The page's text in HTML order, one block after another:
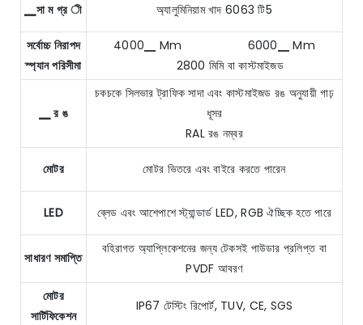
▁সা ম গ্র ী অ্যালুমিনিয়াম খাদ 6063 টি5
সর্বোচ্চ নিরাপদ
স্প্যান পরিসীমা
4000▁ Mm 6000▁ Mm
2800 মিমি বা কাস্টমাইজড
▁ র ঙ
চকচকে সিলভার ট্রাফিক সাদা এবং কাস্টমাইজড রঙ অনুযায়ী গাঢ়
ধূসর
RAL রঙ নম্বর
মোটর মোটর ভিতরে এবং বাইরে করতে পারেন
LED ব্লেড এবং আশেপাশে স্ট্যান্ডার্ড LED, RGB ঐচ্ছিক হতে পারে
সাধারণ সমাপ্তি
বহিরাগত অ্যাপ্লিকেশনের জন্য টেকসই পাউডার প্রলিপ্ত বা
PVDF আবরণ
মোটর
সার্টিফিকেশন
IP67 টেস্টিং রিপোর্ট, TUV, CE, SGS